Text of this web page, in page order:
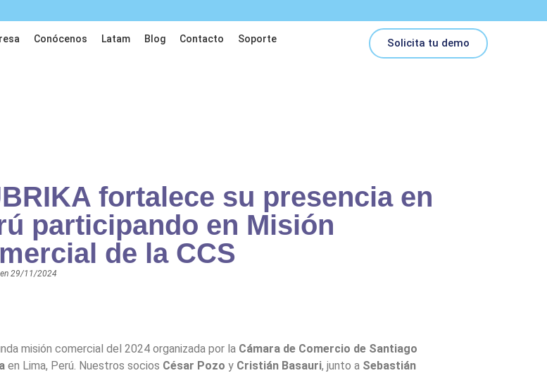
Conócenos Latam Blog Contacto Soporte Solicita tu demo
fortalece su presencia en
participando en Misión
de la CCS
29/11/2024
misión comercial del 2024 organizada por la Cámara de Comercio de Santiago
en Lima, Perú. Nuestros socios César Pozo y Cristián Basauri, junto a Sebastián